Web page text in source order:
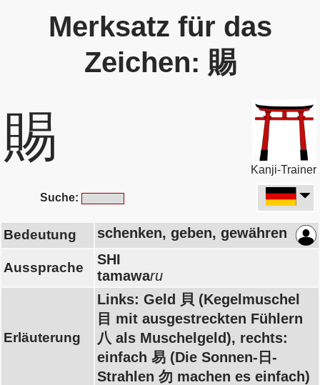
Merksatz für das
Zeichen: 賜
賜
Kanji-Trainer
Suche:
Bedeutung schenken, geben, gewähren
Aussprache
SHI
tamawaru
Erläuterung
Links: Geld 貝 (Kegelmuschel
目 mit ausgestreckten Fühlern
八 als Muschelgeld), rechts:
einfach 易 (Die Sonnen-日-
Strahlen 勿 machen es einfach)